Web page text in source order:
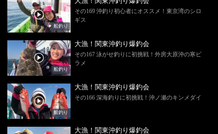
船釣り
その169 沖釣り初心者にオススメ！東京湾のシロ
ギス
船釣り
大漁！関東沖釣り爆釣会
その167 泳がせ釣りに初挑戦！外房大原沖の寒ビ
ラメ
船釣り
大漁！関東沖釣り爆釣会
その166 深海釣りに初挑戦！沖ノ瀬のキンメダイ
大漁！関東沖釣り爆釣会